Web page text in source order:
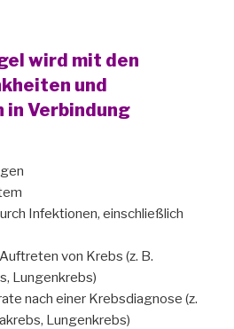
wird mit den
und
in Verbindung
Infektionen, einschließlich
von Krebs (z. B.
Lungenkrebs)
nach einer Krebsdiagnose (z.
Lungenkrebs)